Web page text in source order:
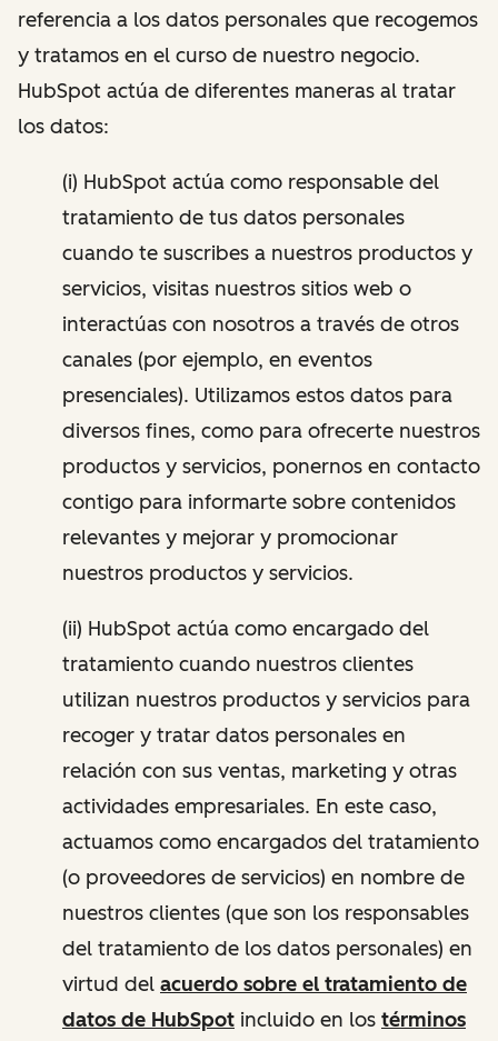
referencia a los datos personales que recogemos
y tratamos en el curso de nuestro negocio.
HubSpot actúa de diferentes maneras al tratar
los datos:
(i) HubSpot actúa como responsable del
tratamiento de tus datos personales
cuando te suscribes a nuestros productos y
servicios, visitas nuestros sitios web o
interactúas con nosotros a través de otros
canales (por ejemplo, en eventos
presenciales). Utilizamos estos datos para
diversos fines, como para ofrecerte nuestros
productos y servicios, ponernos en contacto
contigo para informarte sobre contenidos
relevantes y mejorar y promocionar
nuestros productos y servicios.
(ii) HubSpot actúa como encargado del
tratamiento cuando nuestros clientes
utilizan nuestros productos y servicios para
recoger y tratar datos personales en
relación con sus ventas, marketing y otras
actividades empresariales. En este caso,
actuamos como encargados del tratamiento
(o proveedores de servicios) en nombre de
nuestros clientes (que son los responsables
del tratamiento de los datos personales) en
virtud del acuerdo sobre el tratamiento de
datos de HubSpot incluido en los términos